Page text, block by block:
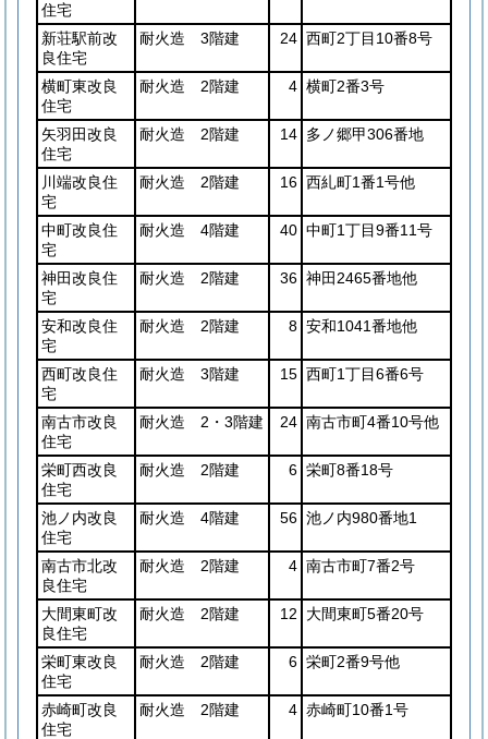
住宅
新荘駅前改
良住宅
耐火造 3階建 24 西町2丁目10番8号
横町東改良
住宅
耐火造 2階建 4 横町2番3号
矢羽田改良
住宅
耐火造 2階建 14 多ノ郷甲306番地
川端改良住
宅
耐火造 2階建 16 西糺町1番1号他
中町改良住
宅
耐火造 4階建 40 中町1丁目9番11号
神田改良住
宅
耐火造 2階建 36 神田2465番地他
安和改良住
宅
耐火造 2階建 8 安和1041番地他
西町改良住
宅
耐火造 3階建 15 西町1丁目6番6号
南古市改良
住宅
耐火造 2・3階建 24 南古市町4番10号他
栄町西改良
住宅
耐火造 2階建 6 栄町8番18号
池ノ内改良
住宅
耐火造 4階建 56 池ノ内980番地1
南古市北改
良住宅
耐火造 2階建 4 南古市町7番2号
大間東町改
良住宅
耐火造 2階建 12 大間東町5番20号
栄町東改良
住宅
耐火造 2階建 6 栄町2番9号他
赤崎町改良
住宅
耐火造 2階建 4 赤崎町10番1号